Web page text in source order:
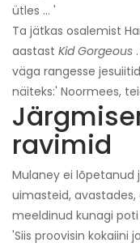
ütles ... '
Ta jätkas osalemist
aastast Kid Gorgeous
väga rangesse
näiteks:' Noormees,
ravimid
Mulaney ei lõpetanud
uimasteid, avastades,
meeldinud kunagi
'Siis proovisin kokaiini